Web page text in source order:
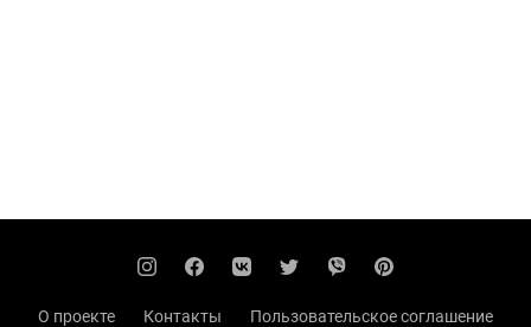
О проекте Контакты
Пользовательское соглашение